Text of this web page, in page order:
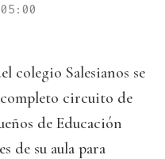
colegio Salesianos se
circuito de
de Educación
de su aula para